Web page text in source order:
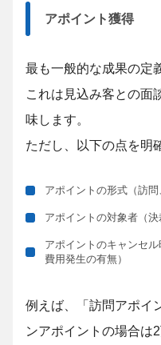
アポイント獲得
最も一般的な成果の定
これは見込み客との面
味します。
ただし、以下の点を明
アポイントの形式（訪問
アポイントの対象者（決
アポイントのキャンセ
費用発生の有無）
例えば、「訪問アポイ
ンアポイントの場合は2